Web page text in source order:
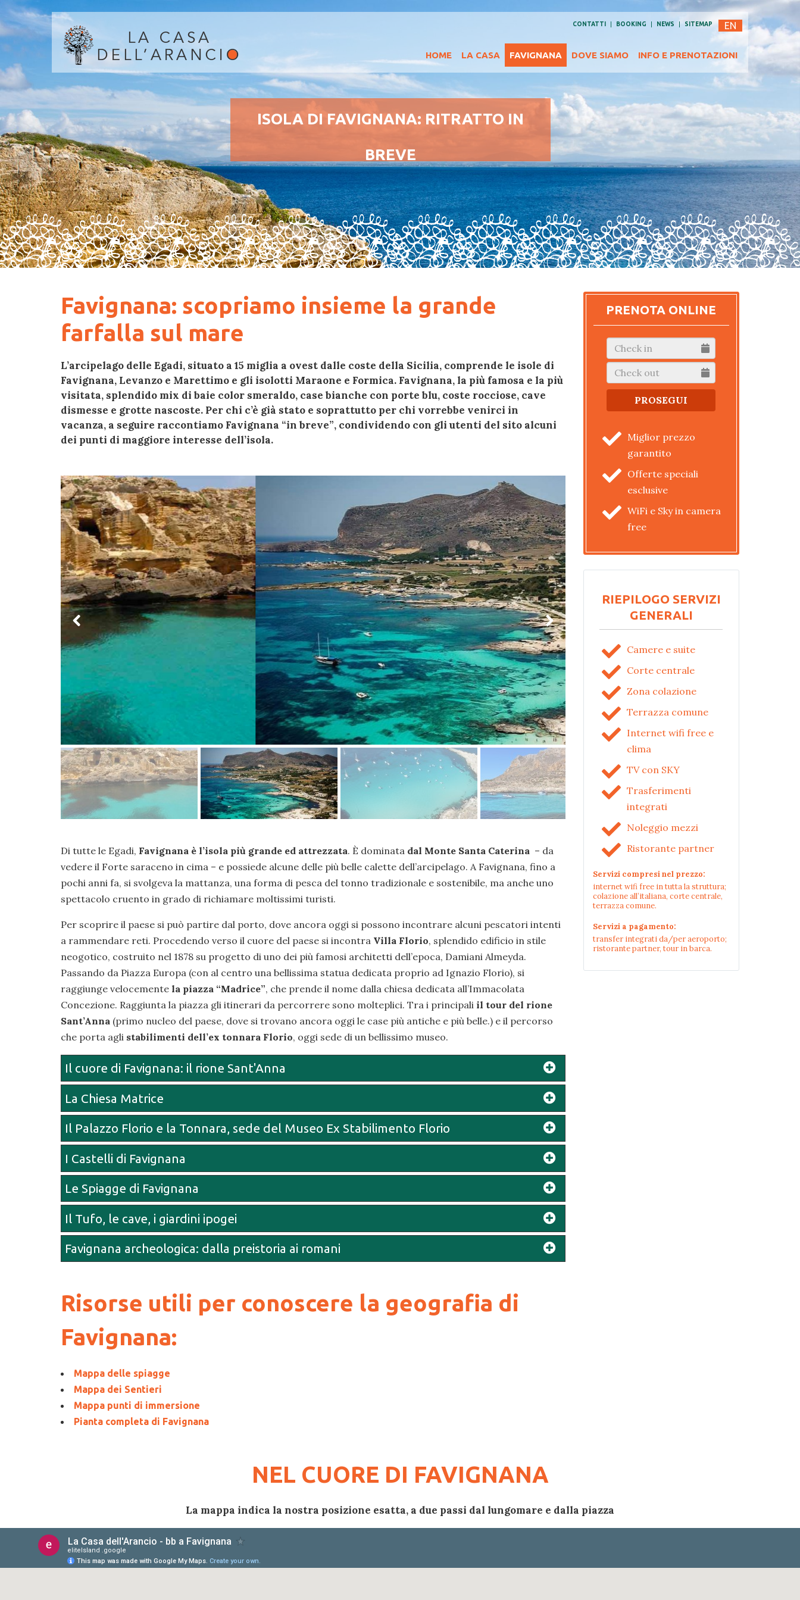
CONTATTI BOOKING NEWS SITEMAP EN
HOME LA CASA FAVIGNANA DOVE SIAMO INFO E PRENOTAZIONI
ISOLA DI FAVIGNANA: RITRATTO IN
BREVE
scopri la “farfalla sul mare”: storia, spiagge, spunti di
visita
Favignana: scopriamo insieme la grande
farfalla sul mare
L’arcipelago delle Egadi, situato a 15 miglia a ovest dalle coste della Sicilia, comprende le isole di
Favignana, Levanzo e Marettimo e gli isolotti Maraone e Formica. Favignana, la più famosa e la più
visitata, splendido mix di baie color smeraldo, case bianche con porte blu, coste rocciose, cave
dismesse e grotte nascoste. Per chi c’è già stato e soprattutto per chi vorrebbe venirci in
vacanza, a seguire raccontiamo Favignana “in breve”, condividendo con gli utenti del sito alcuni
dei punti di maggiore interesse dell’isola.
Di tutte le Egadi, Favignana è l’isola più grande ed attrezzata. È dominata dal Monte Santa Caterina – da
vedere il Forte saraceno in cima – e possiede alcune delle più belle calette dell’arcipelago. A Favignana, fino a
pochi anni fa, si svolgeva la mattanza, una forma di pesca del tonno tradizionale e sostenibile, ma anche uno
spettacolo cruento in grado di richiamare moltissimi turisti.
Per scoprire il paese si può partire dal porto, dove ancora oggi si possono incontrare alcuni pescatori intenti
a rammendare reti. Procedendo verso il cuore del paese si incontra Villa Florio, splendido edificio in stile
neogotico, costruito nel 1878 su progetto di uno dei più famosi architetti dell’epoca, Damiani Almeyda.
Passando da Piazza Europa (con al centro una bellissima statua dedicata proprio ad Ignazio Florio), si
raggiunge velocemente la piazza “Madrice”, che prende il nome dalla chiesa dedicata all’Immacolata
Concezione. Raggiunta la piazza gli itinerari da percorrere sono molteplici. Tra i principali il tour del rione
Sant’Anna (primo nucleo del paese, dove si trovano ancora oggi le case più antiche e più belle.) e il percorso
che porta agli stabilimenti dell’ex tonnara Florio, oggi sede di un bellissimo museo.
Il cuore di Favignana: il rione Sant'Anna
La Chiesa Matrice
Il Palazzo Florio e la Tonnara, sede del Museo Ex Stabilimento Florio
I Castelli di Favignana
Le Spiagge di Favignana
Il Tufo, le cave, i giardini ipogei
Favignana archeologica: dalla preistoria ai romani
Risorse utili per conoscere la geografia di
Favignana:
Mappa delle spiagge
Mappa dei Sentieri
Mappa punti di immersione
Pianta completa di Favignana
PRENOTA ONLINE
Miglior prezzo
garantito
Offerte speciali
esclusive
WiFi e Sky in camera
free
RIEPILOGO SERVIZI
GENERALI
Camere e suite
Corte centrale
Zona colazione
Terrazza comune
Internet wifi free e
clima
TV con SKY
Trasferimenti
integrati
Noleggio mezzi
Ristorante partner
Servizi compresi nel prezzo:
internet wifi free in tutta la struttura;
colazione all’italiana, corte centrale,
terrazza comune.
Servizi a pagamento:
transfer integrati da/per aeroporto;
ristorante partner, tour in barca.
NEL CUORE DI FAVIGNANA
La mappa indica la nostra posizione esatta, a due passi dal lungomare e dalla piazza